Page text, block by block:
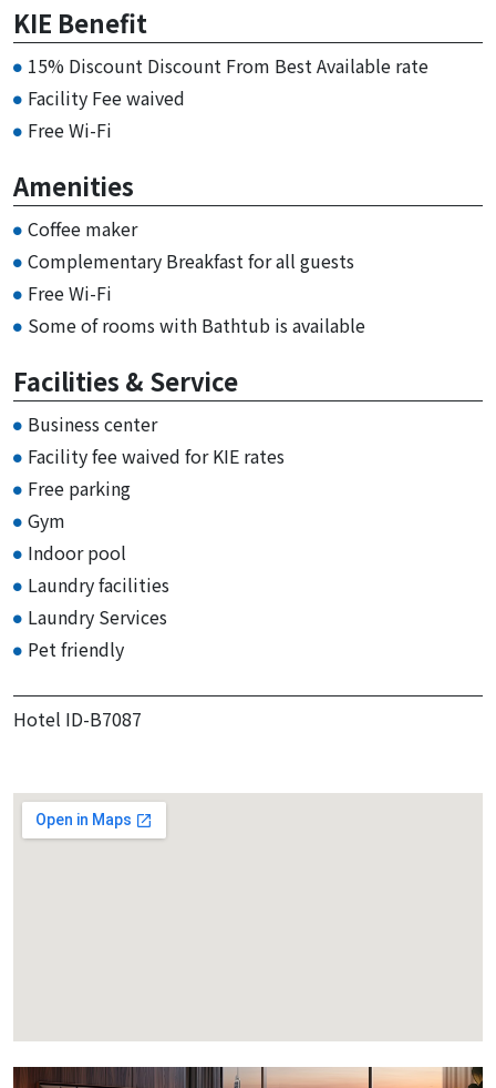
KIE Benefit
15% Discount Discount From Best Available rate
Facility Fee waived
Free Wi-Fi
Amenities
Coffee maker
Complementary Breakfast for all guests
Free Wi-Fi
Some of rooms with Bathtub is available
Facilities & Service
Business center
Facility fee waived for KIE rates
Free parking
Gym
Indoor pool
Laundry facilities
Laundry Services
Pet friendly
Hotel ID-B7087